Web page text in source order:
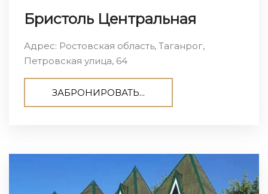
Бристоль Центральная
Адрес: Ростовская область, Таганрог,
Петровская улица, 64
ЗАБРОНИРОВАТЬ...